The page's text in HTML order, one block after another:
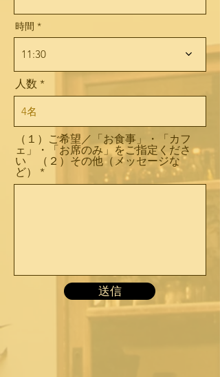
時間
11:30
人数
（１）ご希望／「お食事」・「カフ
ェ」・「お席のみ」をご指定くださ
い （２）その他（メッセージな
ど）
送信